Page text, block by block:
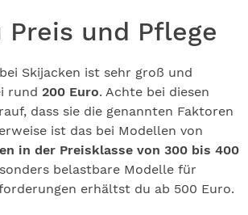
Preis und Pflege
Skijacken ist sehr groß und
rund 200 Euro. Achte bei diesen
dass sie die genannten Faktoren
ist das bei Modellen von
in der Preisklasse von 300 bis 400
belastbare Modelle für
erhältst du ab 500 Euro.